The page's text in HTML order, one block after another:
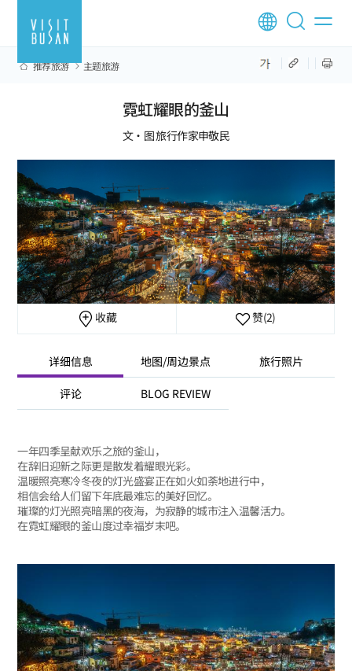
推荐旅游 主题旅游
霓虹耀眼的釜山
文·图 旅行作家申敬民
收藏 赞(2)
详细信息 地图/周边景点 旅行照片
评论 BLOG REVIEW
一年四季呈献欢乐之旅的釜山，
在辞旧迎新之际更是散发着耀眼光彩。
温暖照亮寒冷冬夜的灯光盛宴正在如火如荼地进行中，
相信会给人们留下年底最难忘的美好回忆。
璀璨的灯光照亮暗黑的夜海，为寂静的城市注入温馨活力。
在霓虹耀眼的釜山度过幸福岁末吧。